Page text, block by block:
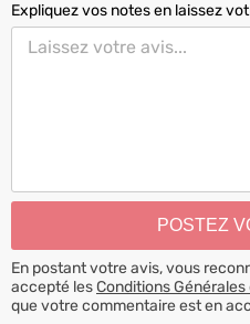
Expliquez vos notes en laissez
En postant votre avis, vous
accepté lesConditions Générales
que votre commentaire est en